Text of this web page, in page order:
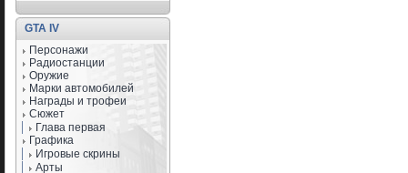
GTA IV
Персонажи
Радиостанции
Оружие
Марки автомобилей
Награды и трофеи
Сюжет
Глава первая
Графика
Игровые скрины
Арты